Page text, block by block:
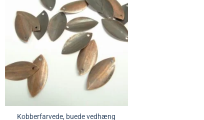
Kobberfarvede, buede vedhæng